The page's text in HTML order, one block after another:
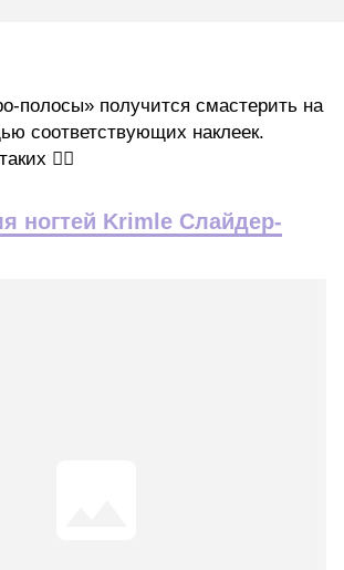
полосы» получится смастерить на
соответствующих наклеек.
👇🏽
ногтей Krimle Слайдер-